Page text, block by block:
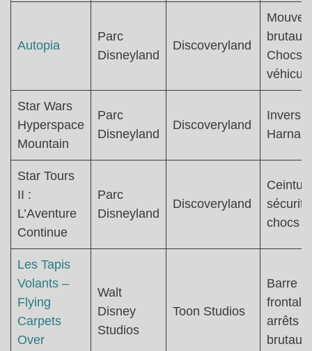
Autopia
Parc
Disneyland
Discoveryland
brutaux
Chocs
Star Wars
Hyperspace
Mountain
Parc
Disneyland
Discoveryland
Harnais
Star Tours
II :
L’Aventure
Continue
Parc
Disneyland
Discoveryland
chocs
Les Tapis
Volants –
Flying
Carpets
Over
Walt
Disney
Studios
Toon Studios
Barre
frontale
arrêts
brutaux